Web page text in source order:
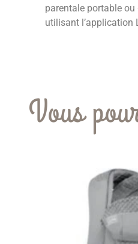
parentale portable ou
utilisant l’application
Vous